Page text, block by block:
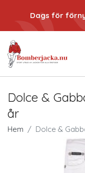
Dags för
Dolce &
år
Hem Dolce &